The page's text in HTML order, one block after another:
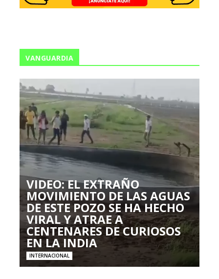
VANGUARDIA
VIDEO: EL EXTRAÑO
MOVIMIENTO DE LAS AGUAS
DE ESTE POZO SE HA HECHO
VIRAL Y ATRAE A
CENTENARES DE CURIOSOS
EN LA INDIA
INTERNACIONAL